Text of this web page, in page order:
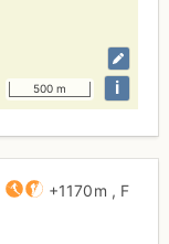
500 m i
+1170 m , F